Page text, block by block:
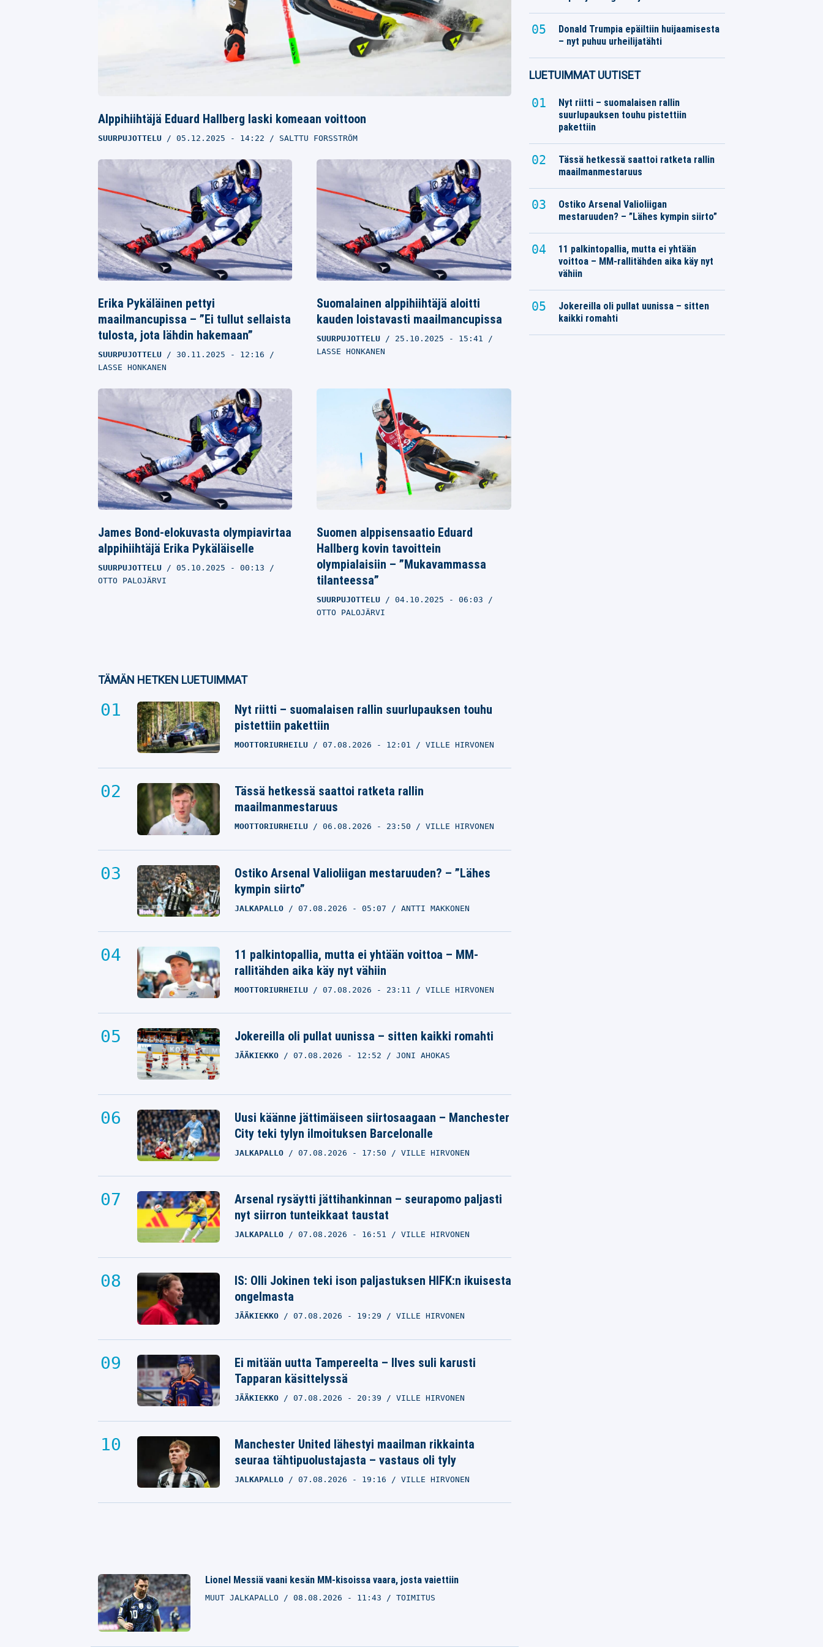
Alppihiihtäjä Eduard Hallberg laski komeaan voittoon
SUURPUJOTTELU 05.12.2025 - 14:22 SALTTU FORSSTRÖM
Erika Pykäläinen pettyi
maailmancupissa – ”Ei tullut sellaista
tulosta, jota lähdin hakemaan”
SUURPUJOTTELU 30.11.2025 - 12:16
LASSE HONKANEN
Suomalainen alppihiihtäjä aloitti
kauden loistavasti maailmancupissa
SUURPUJOTTELU 25.10.2025 - 15:41
LASSE HONKANEN
James Bond-elokuvasta olympiavirtaa
alppihiihtäjä Erika Pykäläiselle
SUURPUJOTTELU 05.10.2025 - 00:13
OTTO PALOJÄRVI
Suomen alppisensaatio Eduard
Hallberg kovin tavoittein
olympialaisiin – ”Mukavammassa
tilanteessa”
SUURPUJOTTELU 04.10.2025 - 06:03
OTTO PALOJÄRVI
TÄMÄN HETKEN LUETUIMMAT
Nyt riitti – suomalaisen rallin suurlupauksen touhu
pistettiin pakettiin
MOOTTORIURHEILU 07.08.2026 - 12:01 VILLE HIRVONEN
Tässä hetkessä saattoi ratketa rallin
maailmanmestaruus
MOOTTORIURHEILU 06.08.2026 - 23:50 VILLE HIRVONEN
Ostiko Arsenal Valioliigan mestaruuden? – ”Lähes
kympin siirto”
JALKAPALLO 07.08.2026 - 05:07 ANTTI MAKKONEN
11 palkintopallia, mutta ei yhtään voittoa – MM-
rallitähden aika käy nyt vähiin
MOOTTORIURHEILU 07.08.2026 - 23:11 VILLE HIRVONEN
Jokereilla oli pullat uunissa – sitten kaikki romahti
JÄÄKIEKKO 07.08.2026 - 12:52 JONI AHOKAS
Uusi käänne jättimäiseen siirtosaagaan – Manchester
City teki tylyn ilmoituksen Barcelonalle
JALKAPALLO 07.08.2026 - 17:50 VILLE HIRVONEN
Arsenal rysäytti jättihankinnan – seurapomo paljasti
nyt siirron tunteikkaat taustat
JALKAPALLO 07.08.2026 - 16:51 VILLE HIRVONEN
IS: Olli Jokinen teki ison paljastuksen HIFK:n ikuisesta
ongelmasta
JÄÄKIEKKO 07.08.2026 - 19:29 VILLE HIRVONEN
Ei mitään uutta Tampereelta – Ilves suli karusti
Tapparan käsittelyssä
JÄÄKIEKKO 07.08.2026 - 20:39 VILLE HIRVONEN
Manchester United lähestyi maailman rikkainta
seuraa tähtipuolustajasta – vastaus oli tyly
JALKAPALLO 07.08.2026 - 19:16 VILLE HIRVONEN
Lionel Messiä vaani kesän MM-kisoissa vaara, josta vaiettiin
MUUT JALKAPALLO 08.08.2026 - 11:43 TOIMITUS
Donald Trumpia epäiltiin huijaamisesta
– nyt puhuu urheilijatähti
LUETUIMMAT UUTISET
Nyt riitti – suomalaisen rallin
suurlupauksen touhu pistettiin
pakettiin
Tässä hetkessä saattoi ratketa rallin
maailmanmestaruus
Ostiko Arsenal Valioliigan
mestaruuden? – ”Lähes kympin siirto”
11 palkintopallia, mutta ei yhtään
voittoa – MM-rallitähden aika käy nyt
vähiin
Jokereilla oli pullat uunissa – sitten
kaikki romahti